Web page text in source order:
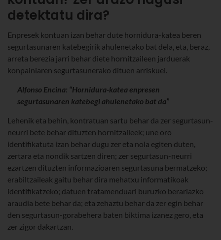
detektatu dira?
Enpresek kontuan izan behar dute hornidura-katea beren
segurtasunaren katebegirik ahulenetako bat dela, eta, beraz,
arreta berezia jarri behar diete hornitzaileen jarduerak
konpainiaren segurtasunerako dituen arriskuei.
Alfonso Encina: “Hornidura-katea enpresen
segurtasunaren katebegi ahulenetako bat da”
Lehenik eta behin, kontratuan sartu behar da zer segurtasun-
neurri bete behar dituzten hornitzaileek; une oro
identifikatuta izan behar dugu zer eta nola egiten duten,
zertara eta nondik sartzen diren; zer segurtasun-neurri
ezartzen dituzten informazioaren segurtasuna bermatzeko;
erabiltzaileak gaitu behar dira mehatxu informatikoak
identifikatzeko; datuen tratamenduari buruzko berariazko
araudia bete behar da; eta zehaztu behar da zer egin behar
den segurtasun-gorabehera baten biktima izanez gero, eta
zer zigor dakartzan.